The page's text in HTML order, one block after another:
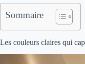
Sommaire
Les couleurs claires qui